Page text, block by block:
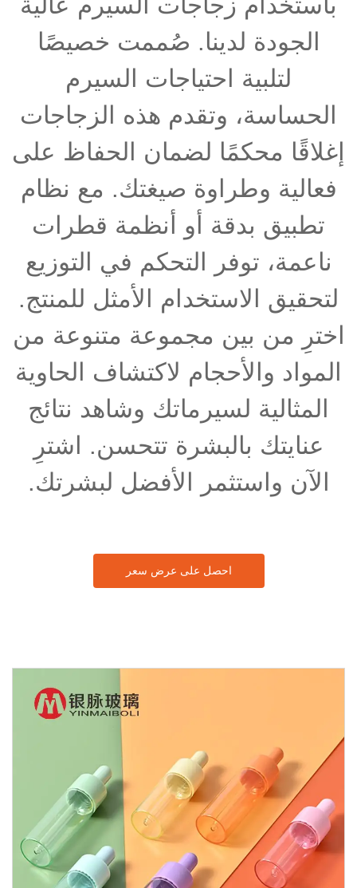
الجودة لدينا. صُممت خصيصًا
لتلبية احتياجات السيرم
الحساسة، وتقدم هذه الزجاجات
إغلاقًا محكمًا لضمان الحفاظ على
فعالية وطراوة صيغتك. مع نظام
تطبيق بدقة أو أنظمة قطرات
ناعمة، توفر التحكم في التوزيع
لتحقيق الاستخدام الأمثل للمنتج.
اخترِ من بين مجموعة متنوعة من
المواد والأحجام لاكتشاف الحاوية
المثالية لسيرماتك وشاهد نتائج
عنايتك بالبشرة تتحسن. اشترِ
الآن واستثمر الأفضل لبشرتك.
احصل على عرض سعر